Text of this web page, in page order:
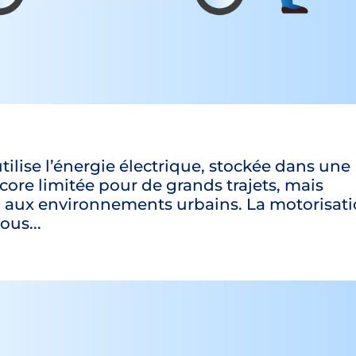
l’énergie électrique, stockée dans une
limitée pour de grands trajets, mais
environnements urbains. La